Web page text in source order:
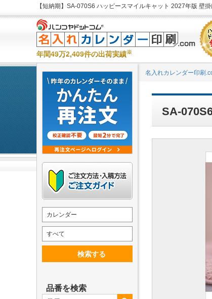
【短納期】SA-070S6 ハッピースマイルキャット 2027年版 壁
年間49万2,409件の出荷実績※
名入れカレンダー印刷
SA-
カレンダー
すべて
検索する
品番を検索